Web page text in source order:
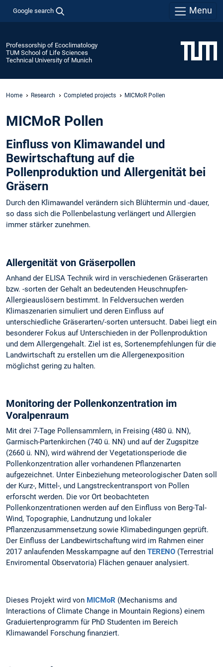
Google search Menu
Professorship of Ecoclimatology
TUM School of Life Sciences
Technical University of Munich
Home Research Completed projects MICMoR Pollen
MICMoR Pollen
Einfluss von Klimawandel und
Bewirtschaftung auf die
Pollenproduktion und Allergenität bei
Gräsern
Durch den Klimawandel verändern sich Blühtermin und -dauer,
so dass sich die Pollenbelastung verlängert und Allergien
immer stärker zunehmen.
Allergenität von Gräserpollen
Anhand der ELISA Technik wird in verschiedenen Gräserarten
bzw. -sorten der Gehalt an bedeutenden Heuschnupfen-
Allergieauslösern bestimmt. In Feldversuchen werden
Klimaszenarien simuliert und deren Einfluss auf
unterschiedliche Gräserarten/-sorten untersucht. Dabei liegt ein
besonderer Fokus auf Unterschieden in der Pollenproduktion
und dem Allergengehalt. Ziel ist es, Sortenempfehlungen für die
Landwirtschaft zu erstellen um die Allergenexposition
möglichst gering zu halten.
Monitoring der Pollenkonzentration im
Voralpenraum
Mit drei 7-Tage Pollensammlern, in Freising (480 ü. NN),
Garmisch-Partenkirchen (740 ü. NN) und auf der Zugspitze
(2660 ü. NN), wird während der Vegetationsperiode die
Pollenkonzentration aller vorhandenen Pflanzenarten
aufgezeichnet. Unter Einbeziehung meteorologischer Daten soll
der Kurz-, Mittel-, und Langstreckentransport von Pollen
erforscht werden. Die vor Ort beobachteten
Pollenkonzentrationen werden auf den Einfluss von Berg-Tal-
Wind, Topographie, Landnutzung und lokaler
Pflanzenzusammensetzung sowie Klimabedingungen geprüft.
Der Einfluss der Landbewirtschaftung wird im Rahmen einer
2017 anlaufenden Messkampagne auf den TERENO (Terrestrial
Enviromental Observatoria) Flächen genauer analysiert.
Dieses Projekt wird von MICMoR (Mechanisms and
Interactions of Climate Change in Mountain Regions) einem
Graduiertenprogramm für PhD Studenten im Bereich
Klimawandel Forschung finanziert.